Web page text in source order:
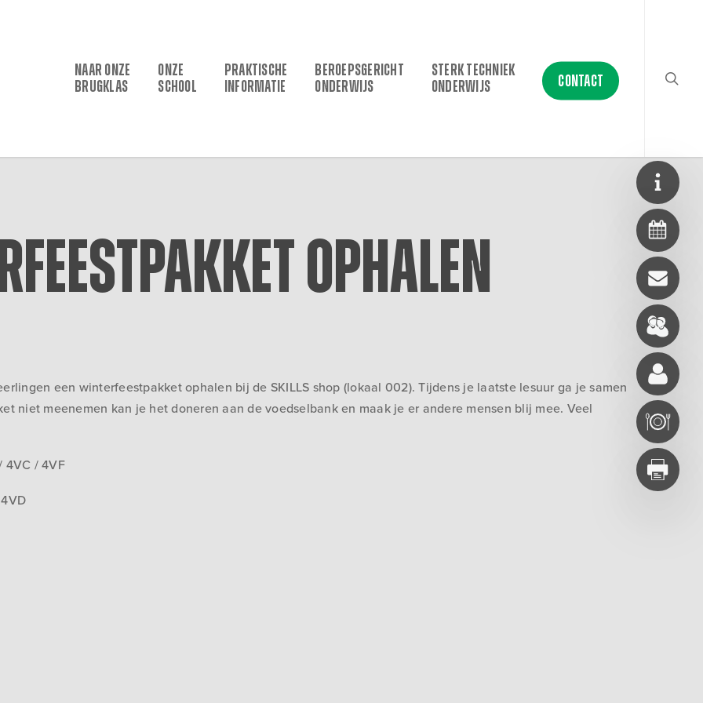
NAAR ONZE
BRUGKLAS
ONZE
SCHOOL
PRAKTISCHE
INFORMATIE
BEROEPSGERICHT
ONDERWIJS
STERK TECHNIEK
ONDERWIJS
CONTACT
ophalen
een winterfeestpakket ophalen bij de SKILLS shop (lokaal 002). Tijdens je laatste lesuur ga je samen
niet meenemen kan je het doneren aan de voedselbank en maak je er andere mensen blij mee. Veel
/ 4VF